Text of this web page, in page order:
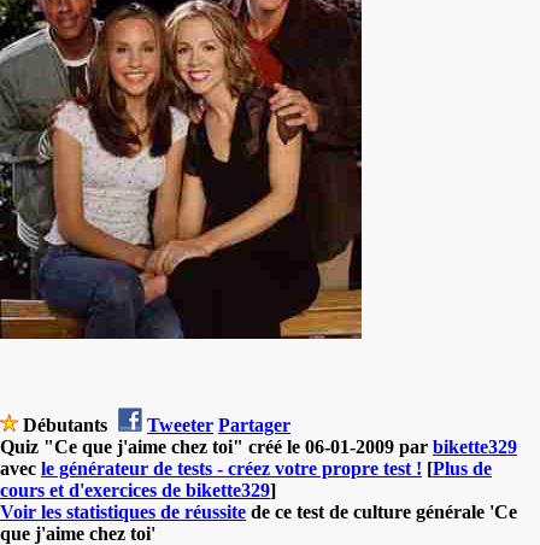
Débutants Tweeter Partager
Quiz "Ce que j'aime chez toi" créé le 06-01-2009 par bikette329
avec le générateur de tests - créez votre propre test ! [Plus de
cours et d'exercices de bikette329]
Voir les statistiques de réussite de ce test de culture générale 'Ce
que j'aime chez toi'